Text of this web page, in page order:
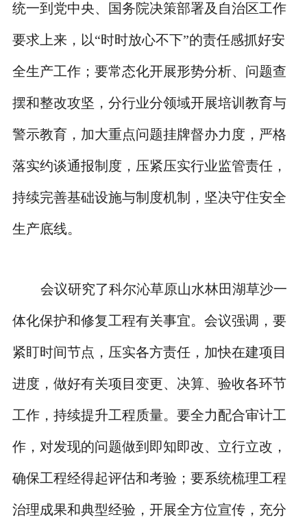
统一到党中央、国务院决策部署及自治区工作
要求上来，以“时时放心不下”的责任感抓好安
全生产工作；要常态化开展形势分析、问题查
摆和整改攻坚，分行业分领域开展培训教育与
警示教育，加大重点问题挂牌督办力度，严格
落实约谈通报制度，压紧压实行业监管责任，
持续完善基础设施与制度机制，坚决守住安全
生产底线。
会议研究了科尔沁草原山水林田湖草沙一
体化保护和修复工程有关事宜。会议强调，要
紧盯时间节点，压实各方责任，加快在建项目
进度，做好有关项目变更、决算、验收各环节
工作，持续提升工程质量。要全力配合审计工
作，对发现的问题做到即知即改、立行立改，
确保工程经得起评估和考验；要系统梳理工程
治理成果和典型经验，开展全方位宣传，充分